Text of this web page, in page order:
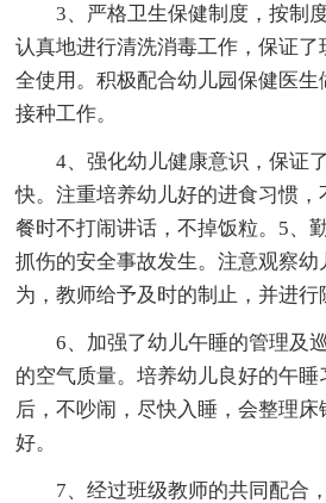
3、严格卫生保健制度，按制
认真地进行清洗消毒工作，保证
全使用。积极配合幼儿园保健医
接种工作。
4、强化幼儿健康意识，保证
快。注重培养幼儿好的进食习惯
餐时不打闹讲话，不掉饭粒。5、
抓伤的安全事故发生。注意观察
为，教师给予及时的制止，并进行
6、加强了幼儿午睡的管理及
的空气质量。培养幼儿良好的午睡
后，不吵闹，尽快入睡，会整理
好。
7、经过班级教师的共同配合